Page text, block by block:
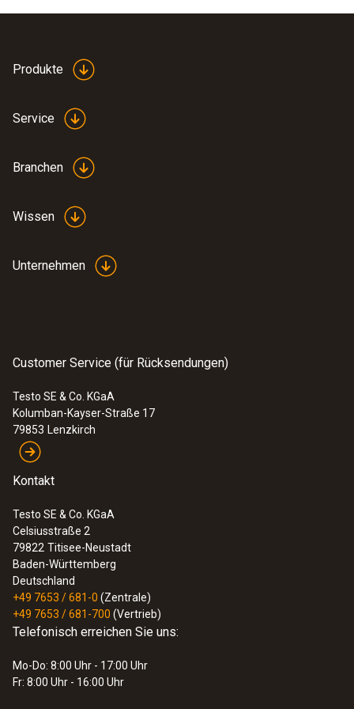
Produkte
Service
Branchen
Wissen
Unternehmen
Customer Service (für Rücksendungen)
Testo SE & Co. KGaA
Kolumban-Kayser-Straße 17
79853 Lenzkirch
Kontakt
Testo SE & Co. KGaA
Celsiusstraße 2
79822 Titisee-Neustadt
Baden-Württemberg
Deutschland
+49 7653 / 681-0 (Zentrale)
+49 7653 / 681-700 (Vertrieb)
Telefonisch erreichen Sie uns:
Mo-Do: 8:00 Uhr - 17:00 Uhr
Fr: 8:00 Uhr - 16:00 Uhr